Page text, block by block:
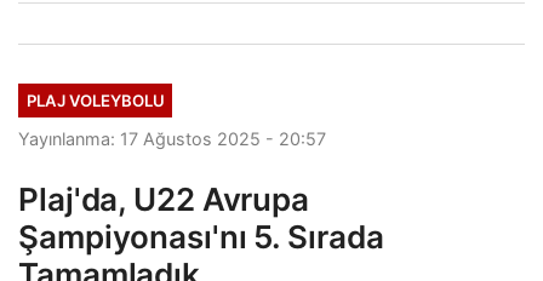
PLAJ VOLEYBOLU
Yayınlanma: 17 Ağustos 2025 - 20:57
Plaj'da, U22 Avrupa
Şampiyonası'nı 5. Sırada